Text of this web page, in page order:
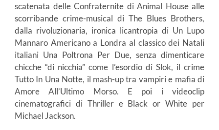
scatenata delle Confraternite di Animal House alle
scorribande crime-musical di The Blues Brothers,
dalla rivoluzionaria, ironica licantropia di Un Lupo
Mannaro Americano a Londra al classico dei Natali
italiani Una Poltrona Per Due, senza dimenticare
chicche “di nicchia” come l’esordio di Slok, il crime
Tutto In Una Notte, il mash-up tra vampiri e mafia di
Amore All’Ultimo Morso. E poi i videoclip
cinematografici di Thriller e Black or White per
Michael Jackson.